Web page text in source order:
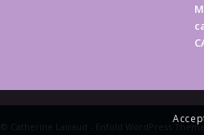
© Catherine Lairaud - Enfold WordPress